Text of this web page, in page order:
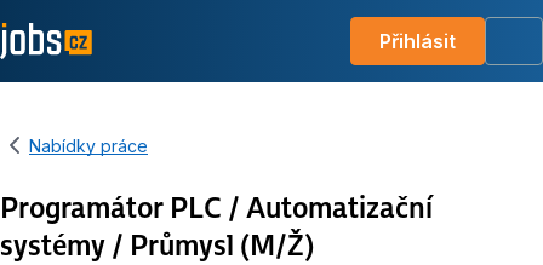
Přihlásit
Nabídky práce
Programátor PLC / Automatizační
systémy / Průmysl (M/Ž)